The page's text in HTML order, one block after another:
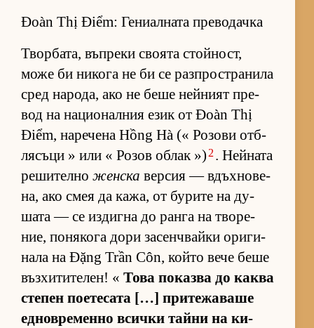
Đoàn Thị Điểm: Гениалната преводачка
Твор­ба­та, въп­реки сво­ята стой­ност,
може би ни­кога не би се раз­п­рос­т­ра­нила
сред на­ро­да, ако не беше ней­ният пре­
вод на на­ци­о­нал­ния език от Đoàn Thị
Điểm, на­ре­чена Hồng Hà (« Ро­зови от­б­
ля­съци » или « Ро­зов об­лак ») 2 . Ней­ната
ре­ши­телно женска вер­сия — вдъх­но­ве­
на, ако смея да ка­жа, от бу­рите на ду­
шата — се из­дигна до ранга на тво­ре­
ние, по­ня­кога дори за­сен­ч­вайки ори­ги­
нала на Đặng Trần Côn, който вече беше
въз­хи­ти­те­лен! « Това по­казва до каква
сте­пен по­е­те­сата […] при­те­жа­ваше
ед­нов­ре­менно всички тайни на ки­